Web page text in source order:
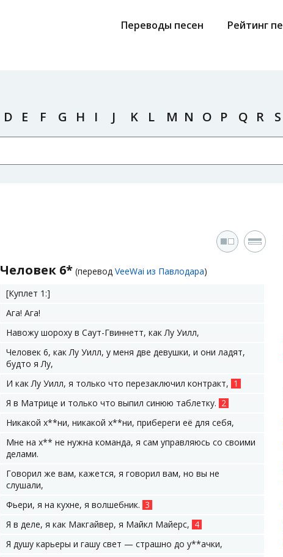
Переводы песен Рейтинг
D E F G H I J K L M N O P Q R S
Человек 6*(перевод VeeWai из Павлодара)
[Куплет 1:]
Ага! Ага!
Навожу шороху в Саут-Гвиннетт, как Лу Уилл,
Человек 6, как Лу Уилл, у меня две девушки, и они ладят,
будто я Лу,
И как Лу Уилл, я только что перезаключил контракт, 1
Я в Матрице и только что выпил синюю таблетку. 2
Никакой х**ни, никакой х**ни, прибереги её для себя,
Мне на х** не нужна команда, я сам управляюсь со своими
делами.
Говорил же вам, кажется, я говорил вам, но вы не
слушали,
Фьери, я на кухне, я волшебник. 3
Я в деле, я как Макгайвер, я Майкл Майерс, 4
Я душу карьеры и гашу свет — страшно до у**ачки,